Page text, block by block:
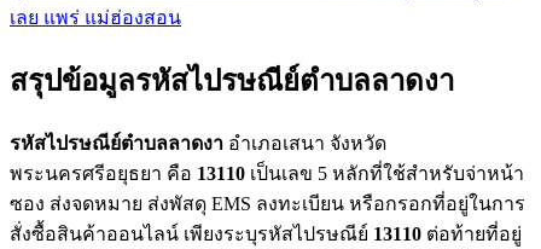
เลย แพร่ แม่ฮ่องสอน
สรุปข้อมูลรหัสไปรษณีย์ตำบลลาดงา
รหัสไปรษณีย์ตำบลลาดงา อำเภอเสนา จังหวัด
พระนครศรีอยุธยา คือ 13110 เป็นเลข 5 หลักที่ใช้สำหรับจ่าหน้า
ซอง ส่งจดหมาย ส่งพัสดุ EMS ลงทะเบียน หรือกรอกที่อยู่ในการ
สั่งซื้อสินค้าออนไลน์ เพียงระบุรหัสไปรษณีย์ 13110 ต่อท้ายที่อยู่